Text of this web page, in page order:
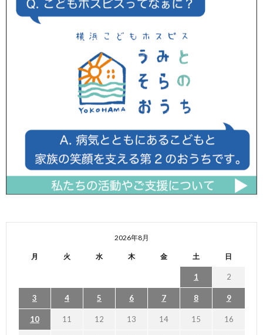
2026年8月
月 火 水 木 金 土 日
1 2
3 4 5 6 7 8 9
10 11 12 13 14 15 16